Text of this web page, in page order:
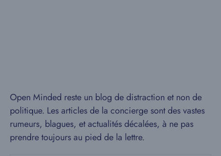
Open Minded reste un blog de distraction et non de
politique. Les articles de la concierge sont des vastes
rumeurs, blagues, et actualités décalées, à ne pas
prendre toujours au pied de la lettre.